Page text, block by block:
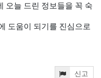
오늘 드린 정보들을 꼭 숙
도움이 되기를 진심으로
신고